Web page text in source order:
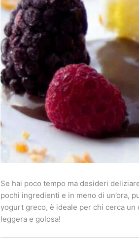
Se hai poco tempo ma desideri
pochi ingredienti e in meno di un’ora,
yogurt greco, è ideale per chi cerca
leggera e golosa!